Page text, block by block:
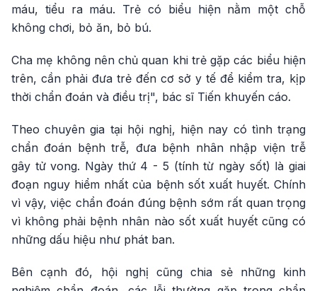
máu, tiểu ra máu. Trẻ có biểu hiện nằm một chỗ
không chơi, bỏ ăn, bỏ bú.
Cha mẹ không nên chủ quan khi trẻ gặp các biểu hiện
trên, cần phải đưa trẻ đến cơ sở y tế để kiểm tra, kịp
thời chẩn đoán và điều trị", bác sĩ Tiến khuyến cáo.
Theo chuyên gia tại hội nghị, hiện nay có tình trạng
chẩn đoán bệnh trễ, đưa bệnh nhân nhập viện trễ
gây tử vong. Ngày thứ 4 - 5 (tính từ ngày sốt) là giai
đoạn nguy hiểm nhất của bệnh sốt xuất huyết. Chính
vì vậy, việc chẩn đoán đúng bệnh sớm rất quan trọng
vì không phải bệnh nhân nào sốt xuất huyết cũng có
những dấu hiệu như phát ban.
Bên cạnh đó, hội nghị cũng chia sẻ những kinh